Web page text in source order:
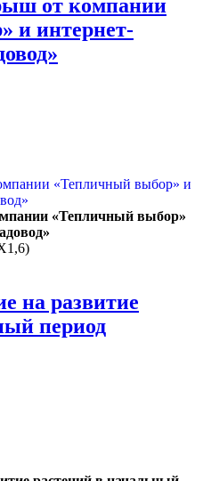
от компании
и интернет-
«Тепличный выбор»
на развитие
период